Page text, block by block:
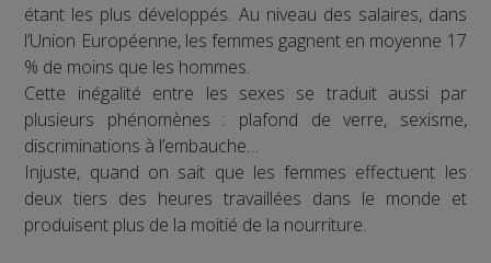
étant les plus développés. Au niveau des salaires, dans
l’Union Européenne, les femmes gagnent en moyenne 17
% de moins que les hommes.
Cette inégalité entre les sexes se traduit aussi par
plusieurs phénomènes : plafond de verre, sexisme,
discriminations à l’embauche…
Injuste, quand on sait que les femmes effectuent les
deux tiers des heures travaillées dans le monde et
produisent plus de la moitié de la nourriture.